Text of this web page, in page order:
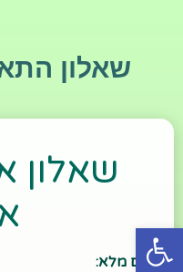
שאלון
שאלון
שם מלא:
פתח סרגל נגישות